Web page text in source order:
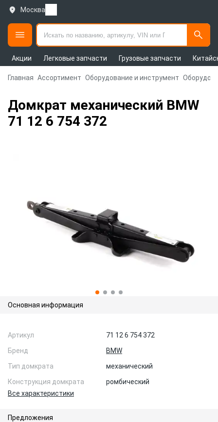
Москва
Акции Легковые запчасти Грузовые запчасти
Главная Ассортимент Оборудование и инструмент
Домкрат механический BMW
71 12 6 754 372
Основная информация
Артикул
71 12 6 754 372
Бренд
BMW
Тип домкрата
механический
Конструкция домкрата
ромбический
Все характеристики
Предложения